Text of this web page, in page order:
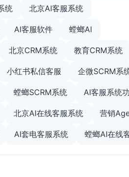
统 北京AI客服系统
AI客服软件 螳螂AI
北京CRM系统 教育CRM系统
小红书私信客服 企微SCRM系
螳螂SCRM系统 AI客服系统
北京AI在线客服系统 营销
AI套电客服系统 螳螂AI在线